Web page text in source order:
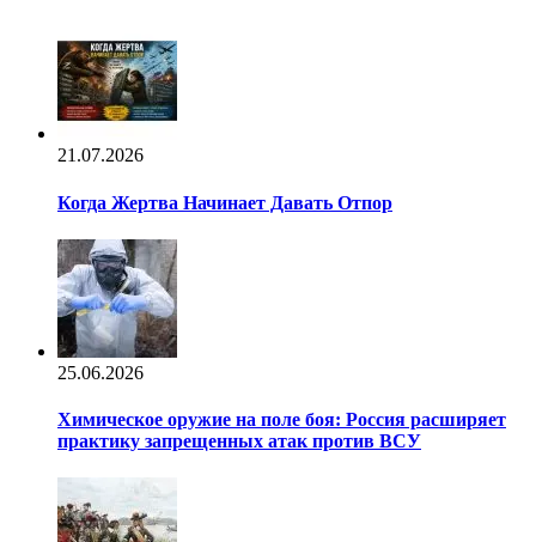
21.07.2026
Когда Жертва Начинает Давать Отпор
25.06.2026
Химическое оружие на поле боя: Россия расширяет
практику запрещенных атак против ВСУ